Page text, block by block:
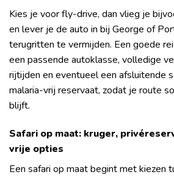
Kies je voor fly-drive, dan vlieg je
en lever je de auto in bij George of
terugritten te vermijden. Een goede
een passende autoklasse, volledige
rijtijden en eventueel een afsluitende
malaria-vrij reservaat, zodat je route
blijft.
Safari op maat: kruger,
vrije opties
Een safari op maat begint met kiezen